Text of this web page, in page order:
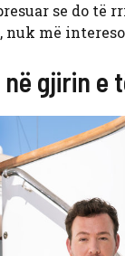
se do të
më
gjirin e